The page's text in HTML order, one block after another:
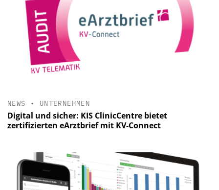
NEWS • UNTERNEHMEN
Digital und sicher: KIS ClinicCentre bietet
zertifizierten eArztbrief mit KV-Connect